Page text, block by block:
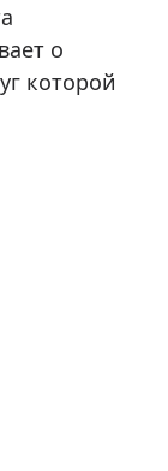
о
которой